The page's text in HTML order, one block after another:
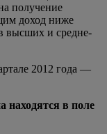
получение
доход ниже
высших и средне-
2012 года —
находятся в поле